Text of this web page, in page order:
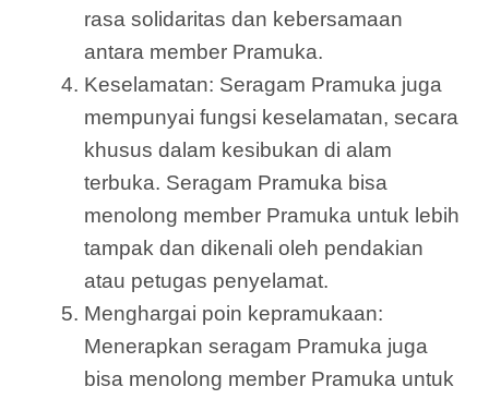
rasa solidaritas dan kebersamaan
antara member Pramuka.
Keselamatan: Seragam Pramuka juga
mempunyai fungsi keselamatan, secara
khusus dalam kesibukan di alam
terbuka. Seragam Pramuka bisa
menolong member Pramuka untuk lebih
tampak dan dikenali oleh pendakian
atau petugas penyelamat.
Menghargai poin kepramukaan:
Menerapkan seragam Pramuka juga
bisa menolong member Pramuka untuk